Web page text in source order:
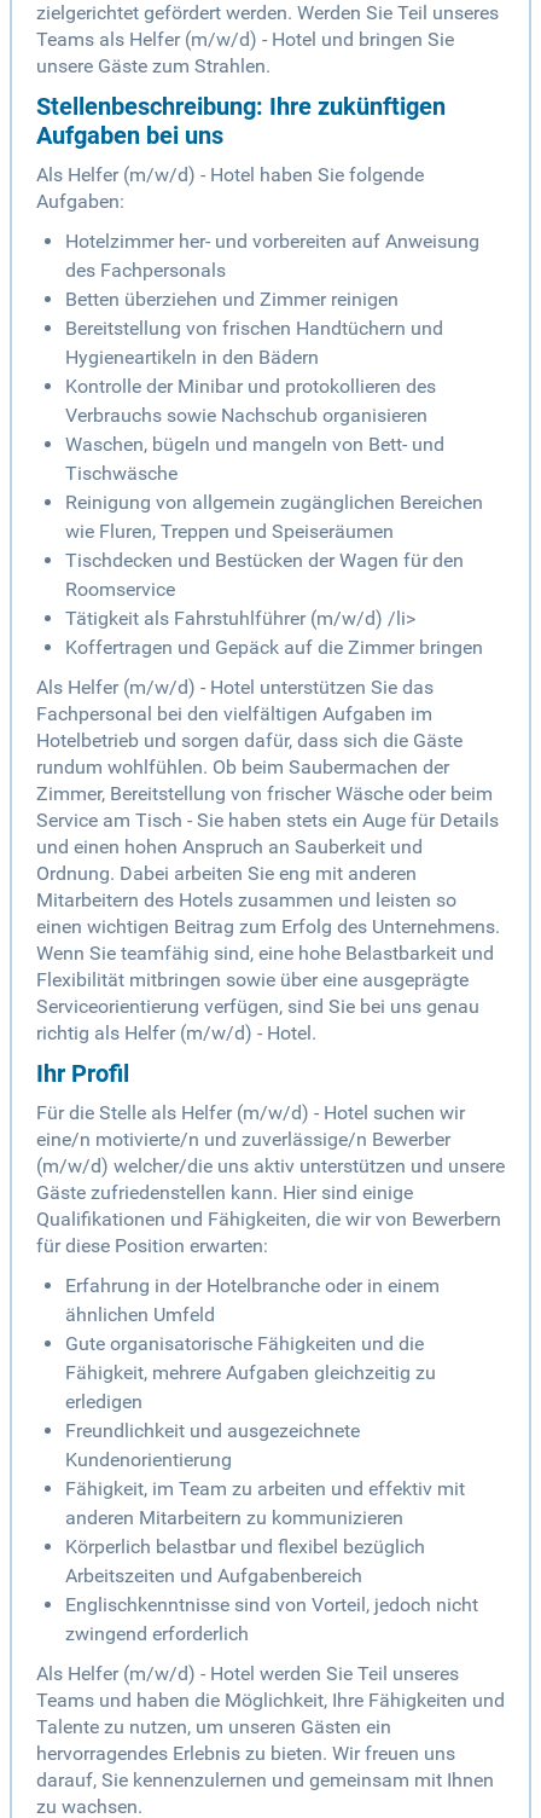
zielgerichtet gefördert werden. Werden Sie Teil unseres
Teams als Helfer (m/w/d) - Hotel und bringen Sie
unsere Gäste zum Strahlen.
Stellenbeschreibung: Ihre zukünftigen
Aufgaben bei uns
Als Helfer (m/w/d) - Hotel haben Sie folgende
Aufgaben:
Hotelzimmer her- und vorbereiten auf Anweisung
des Fachpersonals
Betten überziehen und Zimmer reinigen
Bereitstellung von frischen Handtüchern und
Hygieneartikeln in den Bädern
Kontrolle der Minibar und protokollieren des
Verbrauchs sowie Nachschub organisieren
Waschen, bügeln und mangeln von Bett- und
Tischwäsche
Reinigung von allgemein zugänglichen Bereichen
wie Fluren, Treppen und Speiseräumen
Tischdecken und Bestücken der Wagen für den
Roomservice
Tätigkeit als Fahrstuhlführer (m/w/d) /li>
Koffertragen und Gepäck auf die Zimmer bringen
Als Helfer (m/w/d) - Hotel unterstützen Sie das
Fachpersonal bei den vielfältigen Aufgaben im
Hotelbetrieb und sorgen dafür, dass sich die Gäste
rundum wohlfühlen. Ob beim Saubermachen der
Zimmer, Bereitstellung von frischer Wäsche oder beim
Service am Tisch - Sie haben stets ein Auge für Details
und einen hohen Anspruch an Sauberkeit und
Ordnung. Dabei arbeiten Sie eng mit anderen
Mitarbeitern des Hotels zusammen und leisten so
einen wichtigen Beitrag zum Erfolg des Unternehmens.
Wenn Sie teamfähig sind, eine hohe Belastbarkeit und
Flexibilität mitbringen sowie über eine ausgeprägte
Serviceorientierung verfügen, sind Sie bei uns genau
richtig als Helfer (m/w/d) - Hotel.
Ihr Profil
Für die Stelle als Helfer (m/w/d) - Hotel suchen wir
eine/n motivierte/n und zuverlässige/n Bewerber
(m/w/d) welcher/die uns aktiv unterstützen und unsere
Gäste zufriedenstellen kann. Hier sind einige
Qualifikationen und Fähigkeiten, die wir von Bewerbern
für diese Position erwarten:
Erfahrung in der Hotelbranche oder in einem
ähnlichen Umfeld
Gute organisatorische Fähigkeiten und die
Fähigkeit, mehrere Aufgaben gleichzeitig zu
erledigen
Freundlichkeit und ausgezeichnete
Kundenorientierung
Fähigkeit, im Team zu arbeiten und effektiv mit
anderen Mitarbeitern zu kommunizieren
Körperlich belastbar und flexibel bezüglich
Arbeitszeiten und Aufgabenbereich
Englischkenntnisse sind von Vorteil, jedoch nicht
zwingend erforderlich
Als Helfer (m/w/d) - Hotel werden Sie Teil unseres
Teams und haben die Möglichkeit, Ihre Fähigkeiten und
Talente zu nutzen, um unseren Gästen ein
hervorragendes Erlebnis zu bieten. Wir freuen uns
darauf, Sie kennenzulernen und gemeinsam mit Ihnen
zu wachsen.